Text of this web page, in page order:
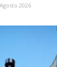
2026